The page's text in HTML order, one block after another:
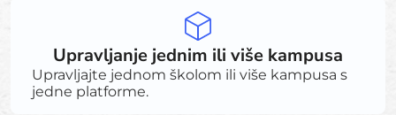
Upravljanje jednim ili više kampusa
Upravljajte jednom školom ili više kampusa s
jedne platforme.